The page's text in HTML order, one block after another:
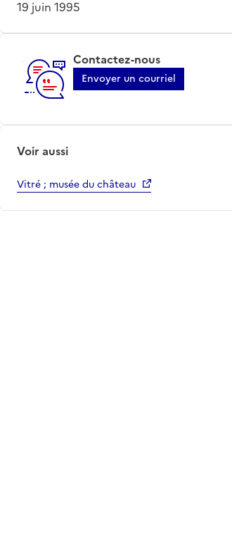
19 juin 1995
Contactez-nous
Envoyer un courriel
Voir aussi
Vitré ; musée du château